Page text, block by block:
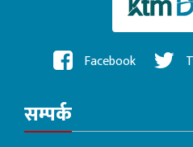
Facebook
सम्पर्क